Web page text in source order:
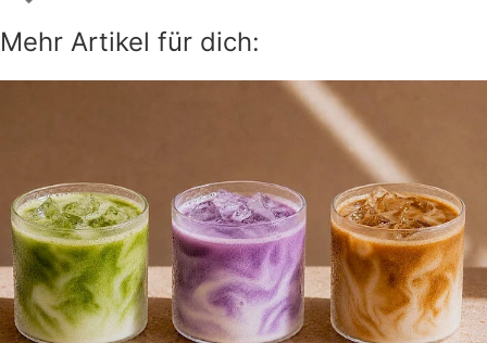
Mehr Artikel für dich: